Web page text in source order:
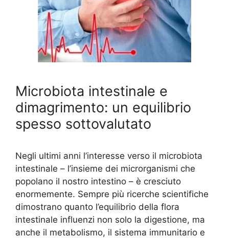
Microbiota intestinale e
dimagrimento: un equilibrio
spesso sottovalutato
Negli ultimi anni l’interesse verso il microbiota
intestinale – l’insieme dei microrganismi che
popolano il nostro intestino – è cresciuto
enormemente. Sempre più ricerche scientifiche
dimostrano quanto l’equilibrio della flora
intestinale influenzi non solo la digestione, ma
anche il metabolismo, il sistema immunitario e